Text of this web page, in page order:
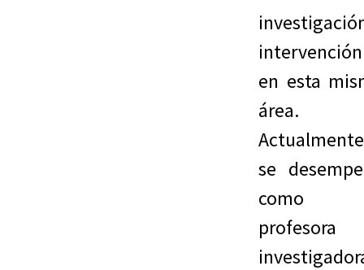
intervención
en esta
área.
Actualmente
se
como
profesora